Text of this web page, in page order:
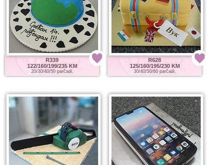
R339
122/160/199/235 KM
20/30/40/50 parčadi.
R628
125/160/195/230 KM
30/40/50/60 parčadi.